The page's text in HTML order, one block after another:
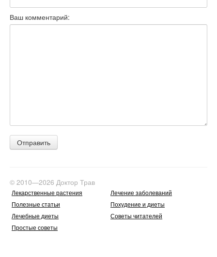
Ваш комментарий:
© 2010—2026 Доктор Трав
Лекарственные растения
Лечение заболеваний
Полезные статьи
Похудение и диеты
Лечебные диеты
Советы читателей
Простые советы